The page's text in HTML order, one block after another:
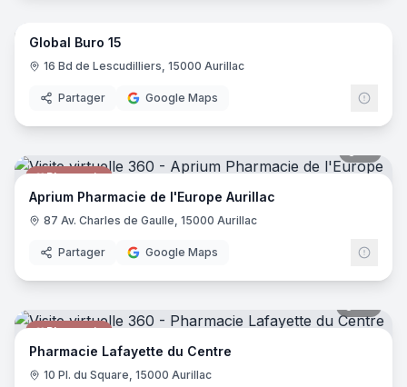
Informatique
Global Buro 15
16 Bd de Lescudilliers, 15000 Aurillac
Partager Google Maps
Pharmacie
Aprium Pharmacie de l'Europe Aurillac
87 Av. Charles de Gaulle, 15000 Aurillac
Partager Google Maps
Pharmacie
Pharmacie Lafayette du Centre
10 Pl. du Square, 15000 Aurillac